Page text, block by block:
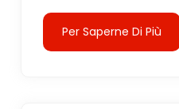
Per Saperne Di Più